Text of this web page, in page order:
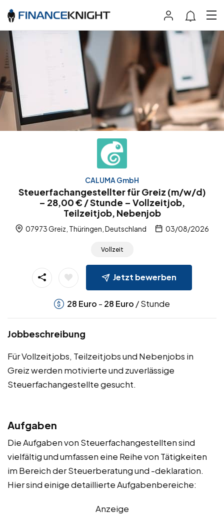
CALUMA GmbH
Steuerfachangestellter für Greiz (m/w/d)
– 28,00 € / Stunde – Vollzeitjob,
Teilzeitjob, Nebenjob
07973 Greiz, Thüringen, Deutschland 03/08/2026
Vollzeit
Jetzt bewerben
28 Euro - 28 Euro / Stunde
Jobbeschreibung
Für Vollzeitjobs, Teilzeitjobs und Nebenjobs in
Greiz werden motivierte und zuverlässige
Steuerfachangestellte gesucht.
Aufgaben
Die Aufgaben von Steuerfachangestellten sind
vielfältig und umfassen eine Reihe von Tätigkeiten
im Bereich der Steuerberatung und -deklaration.
Hier sind einige detaillierte Aufgabenbereiche:
Anzeige